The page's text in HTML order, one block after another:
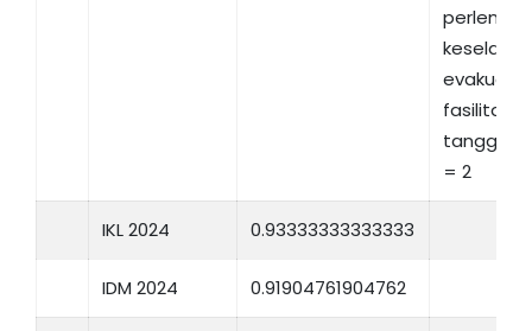
fasilitas
tanggap
= 2
IKL 2024 0.93333333333333
IDM 2024 0.91904761904762